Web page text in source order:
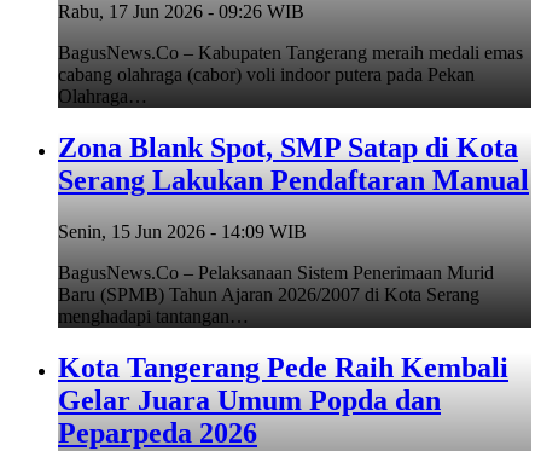
Rabu, 17 Jun 2026 - 09:26 WIB
BagusNews.Co – Kabupaten Tangerang meraih medali emas
cabang olahraga (cabor) voli indoor putera pada Pekan
Olahraga…
Zona Blank Spot, SMP Satap di Kota
Serang Lakukan Pendaftaran Manual
Senin, 15 Jun 2026 - 14:09 WIB
BagusNews.Co – Pelaksanaan Sistem Penerimaan Murid
Baru (SPMB) Tahun Ajaran 2026/2007 di Kota Serang
menghadapi tantangan…
Kota Tangerang Pede Raih Kembali
Gelar Juara Umum Popda dan
Peparpeda 2026